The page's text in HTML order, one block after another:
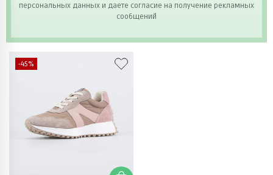
персональных данных и даете согласие на получение рекламных
сообщений
-45%